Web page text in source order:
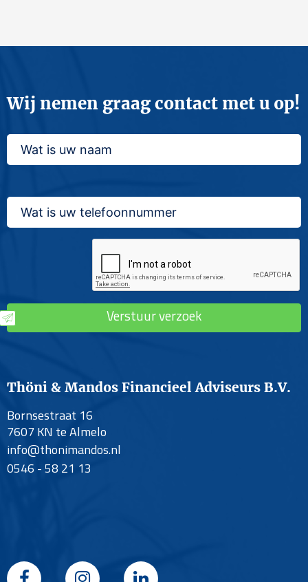
Wij nemen graag contact met u op!
Verstuur verzoek
Thöni & Mandos Financieel Adviseurs B.V.
Bornsestraat 16
7607 KN te Almelo
info@thonimandos.nl
0546 - 58 21 13